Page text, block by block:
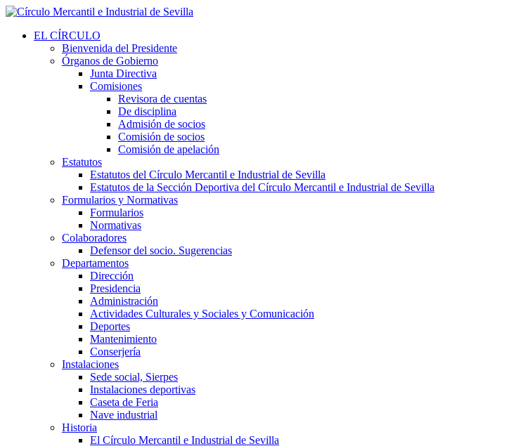
EL CÍRCULO
Bienvenida del Presidente
Órganos de Gobierno
Junta Directiva
Comisiones
Revisora de cuentas
De disciplina
Admisión de socios
Comisión de socios
Comisión de apelación
Estatutos
Estatutos del Círculo Mercantil e Industrial de Sevilla
Estatutos de la Sección Deportiva del Círculo Mercantil e Industrial de Sevilla
Formularios y Normativas
Formularios
Normativas
Colaboradores
Defensor del socio. Sugerencias
Departamentos
Dirección
Presidencia
Administración
Actividades Culturales y Sociales y Comunicación
Deportes
Mantenimiento
Conserjería
Instalaciones
Sede social, Sierpes
Instalaciones deportivas
Caseta de Feria
Nave industrial
Historia
El Círculo Mercantil e Industrial de Sevilla